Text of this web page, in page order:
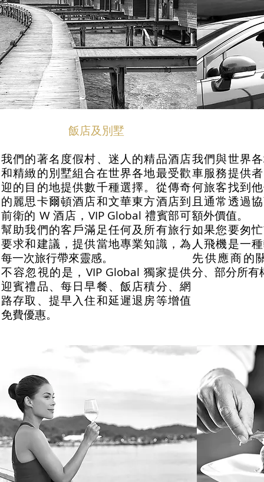
飯店及別墅
我們的著名度假村、迷人的精品酒店
和精緻的別墅組合在世界各地最受歡
迎的目的地提供數千種選擇。從傳奇
的麗思卡爾頓酒店和文華東方酒店到
前衛的 W 酒店，VIP Global 禮賓部可
幫助我們的客戶滿足任何及所有旅行
要求和建議，提供當地專業知識，為
每一次旅行帶來靈感。
不容忽視的是，VIP Global 獨家提供
迎賓禮品、每日早餐、飯店積分、網
路存取、提早入住和延遲退房等增值
免費優惠。
我們與世界
車服務提供
何旅客找到
且通常透過
額外價值。
如果您要匆
人飛機是一
先供應商的
分、部分所有